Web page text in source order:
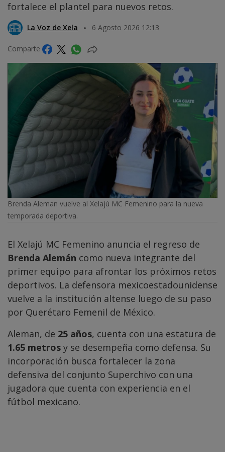
fortalece el plantel para nuevos retos.
La Voz de Xela 6 Agosto 2026 12:13
Comparte
Brenda Aleman vuelve al Xelajú MC Femenino para la nueva
temporada deportiva.
El Xelajú MC Femenino anuncia el regreso de
Brenda Alemán como nueva integrante del
primer equipo para afrontar los próximos retos
deportivos. La defensora mexicoestadounidense
vuelve a la institución altense luego de su paso
por Querétaro Femenil de México.
Aleman, de 25 años, cuenta con una estatura de
1.65 metros y se desempeña como defensa. Su
incorporación busca fortalecer la zona
defensiva del conjunto Superchivo con una
jugadora que cuenta con experiencia en el
fútbol mexicano.